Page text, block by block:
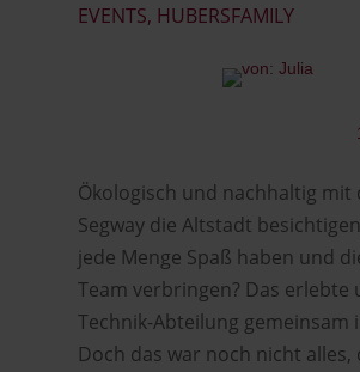
EVENTS, HUBERSFAMILY
Ökologisch und nachhaltig mit
Segway die Altstadt
jede Menge Spaß haben und
Team verbringen? Das erlebte
Technik-Abteilung gemeinsam
Doch das war noch nicht alles,